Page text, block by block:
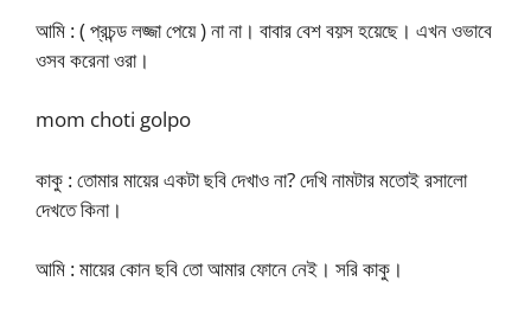
আমি : ( প্রচন্ড লজ্জা পেয়ে ) না না। বাবার বেশ বয়স হয়েছে। এখন ওভাবে
ওসব করেনা ওরা।
mom choti golpo
কাকু : তোমার মায়ের একটা ছবি দেখাও না? দেখি নামটার মতোই রসালো
দেখতে কিনা।
আমি : মায়ের কোন ছবি তো আমার ফোনে নেই। সরি কাকু।